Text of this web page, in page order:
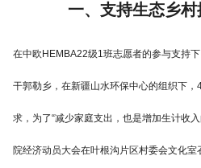
一、支持生态乡
在中欧HEMBA22级1班志愿者的参与支持
干郭勒乡，在新疆山水环保中心的组织下
求，为了“减少家庭支出，也是增加生计收
院经济动员大会在叶根沟片区村委会文化